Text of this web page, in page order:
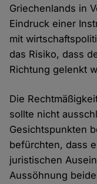
Griechenlands in
Eindruck einer
mit
das Risiko, dass
Richtung gelenkt
Die
sollte nicht
Gesichtspunkten
befürchten, dass
juristischen
Aussöhnung